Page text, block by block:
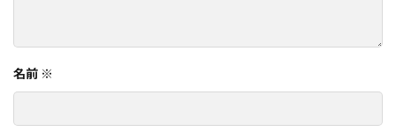
名前 ※